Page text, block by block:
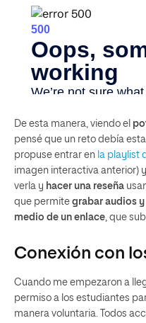
De esta manera, viendo el
pensé que un reto debía
propuse entrar en la playlist
imagen interactiva anterior)
verla y hacer una reseña
que permite grabar audios
medio de un enlace, que
Conexión con
Cuando me empezaron a
permiso a los estudiantes
manera voluntaria. Todos